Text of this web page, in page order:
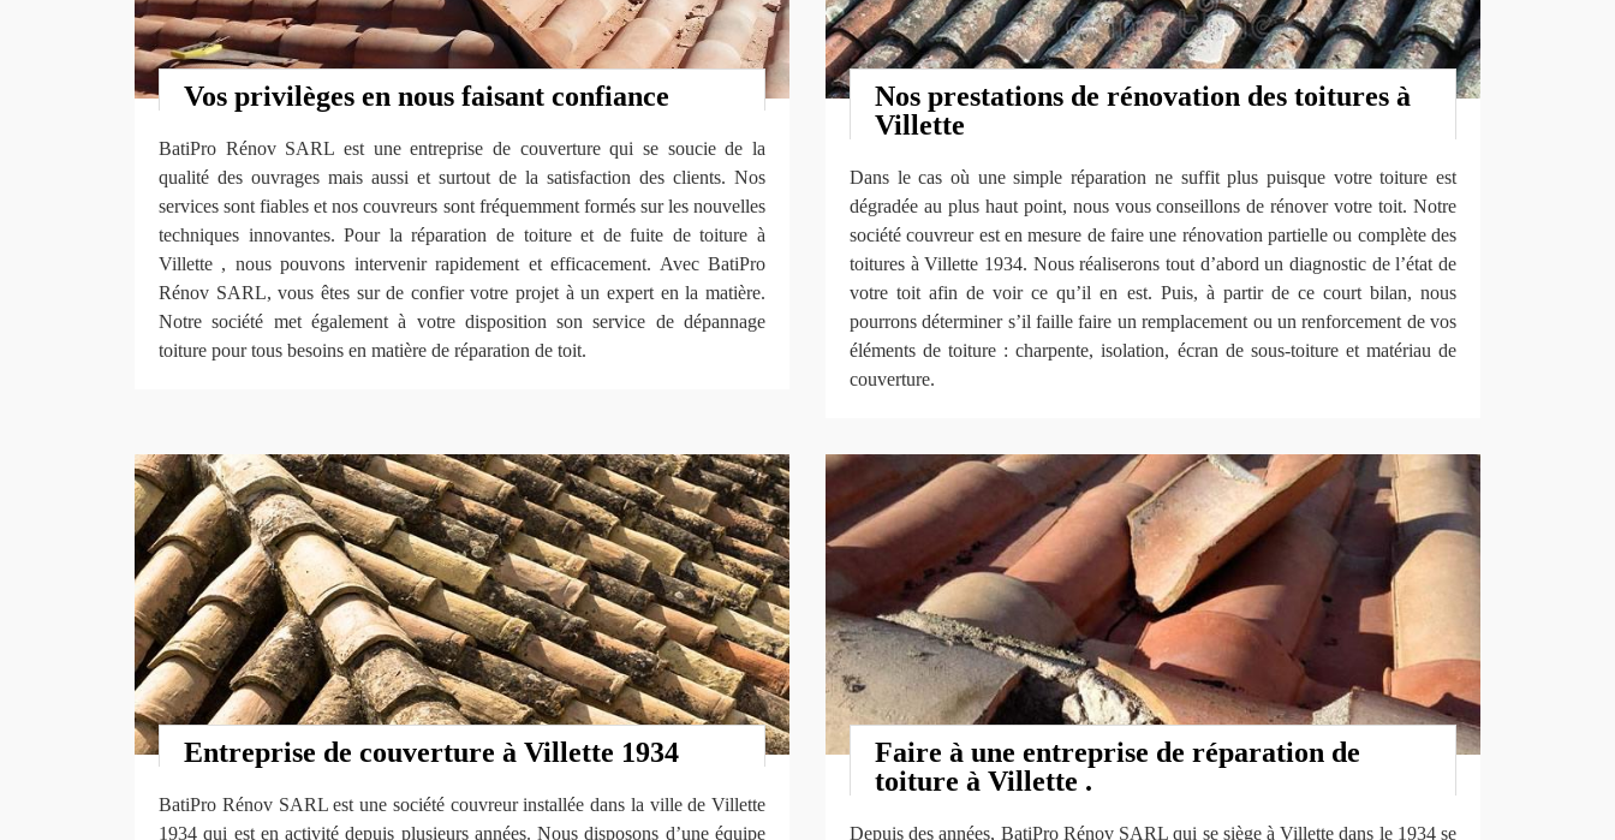
Vos privilèges en nous faisant confiance
BatiPro Rénov SARL est une entreprise de couverture qui se soucie de la
qualité des ouvrages mais aussi et surtout de la satisfaction des clients. Nos
services sont fiables et nos couvreurs sont fréquemment formés sur les nouvelles
techniques innovantes. Pour la réparation de toiture et de fuite de toiture à
Villette , nous pouvons intervenir rapidement et efficacement. Avec BatiPro
Rénov SARL, vous êtes sur de confier votre projet à un expert en la matière.
Notre société met également à votre disposition son service de dépannage
toiture pour tous besoins en matière de réparation de toit.
Nos prestations de rénovation des toitures à
Villette
Dans le cas où une simple réparation ne suffit plus puisque votre toiture est
dégradée au plus haut point, nous vous conseillons de rénover votre toit. Notre
société couvreur est en mesure de faire une rénovation partielle ou complète des
toitures à Villette 1934. Nous réaliserons tout d’abord un diagnostic de l’état de
votre toit afin de voir ce qu’il en est. Puis, à partir de ce court bilan, nous
pourrons déterminer s’il faille faire un remplacement ou un renforcement de vos
éléments de toiture : charpente, isolation, écran de sous-toiture et matériau de
couverture.
Entreprise de couverture à Villette 1934
BatiPro Rénov SARL est une société couvreur installée dans la ville de Villette
1934 qui est en activité depuis plusieurs années. Nous disposons d’une équipe
Faire à une entreprise de réparation de
toiture à Villette .
Depuis des années, BatiPro Rénov SARL qui se siège à Villette dans le 1934 se